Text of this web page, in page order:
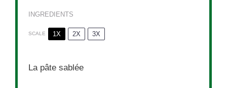
INGREDIENTS
SCALE 1X 2X 3X
La pâte sablée